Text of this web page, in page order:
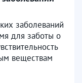
заболеваний
для заботы о
веществам